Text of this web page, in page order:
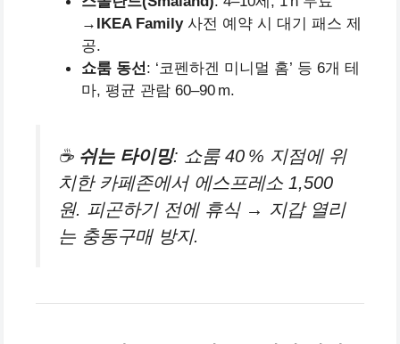
→ IKEA Family사전 예약 시 대기 패스 제
공.
쇼룸 동선: ‘코펜하겐 미니멀 홈’ 등 6개 테
마, 평균 관람 60–90 m.
☕️ 쉬는 타이밍: 쇼룸 40 % 지점에 위
치한 카페존에서 에스프레소 1,500
원. 피곤하기 전에 휴식 → 지갑 열리
는 충동구매 방지.